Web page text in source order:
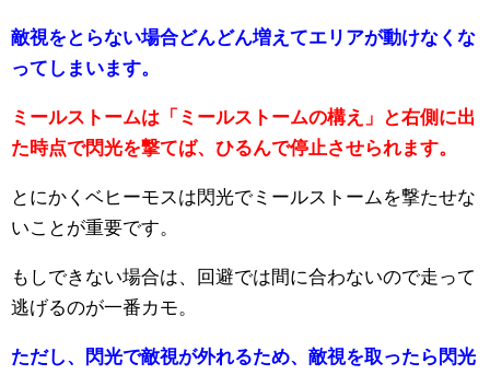
敵視をとらない場合どんどん増えてエリアが動けなくな
ってしまいます。
ミールストームは「ミールストームの構え」と右側に出
た時点で閃光を撃てば、ひるんで停止させられます。
とにかくベヒーモスは閃光でミールストームを撃たせな
いことが重要です。
もしできない場合は、回避では間に合わないので走って
逃げるのが一番カモ。
ただし、閃光で敵視が外れるため、敵視を取ったら閃光